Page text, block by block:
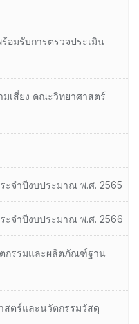
อมรับการตรวจประเมิน
มเสี่ยง คณะวิทยาศาสตร์
ะจำปีงบประมาณ พ.ศ. 2565
ะจำปีงบประมาณ พ.ศ. 2566
กรรมและผลิตภัณฑ์ฐาน
สตร์และนวัตกรรมวัสดุ